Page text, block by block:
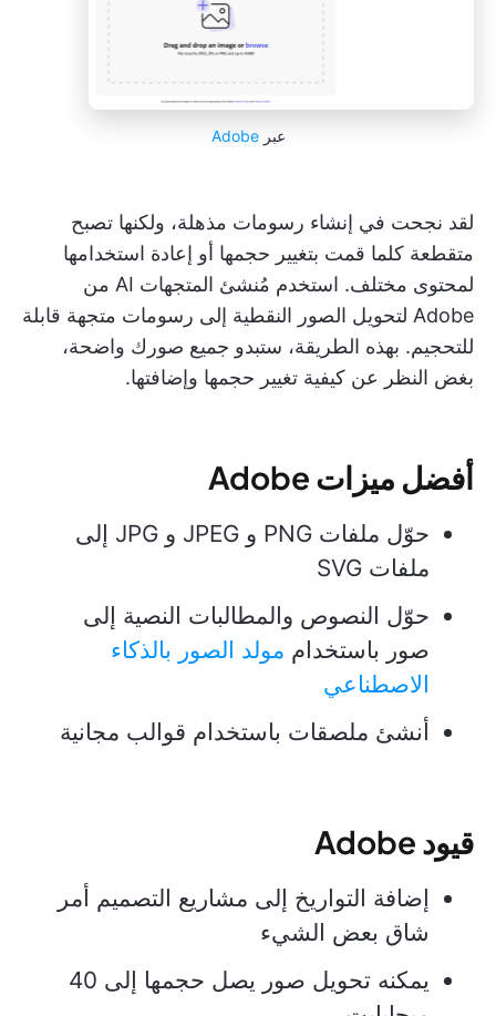
عبرAdobe
لقد نجحت في إنشاء رسومات مذهلة، ولكنها تصبح
متقطعة كلما قمت بتغيير حجمها أو إعادة استخدامها
لمحتوى مختلف. استخدم مُنشئ المتجهات AI من
Adobe لتحويل الصور النقطية إلى رسومات متجهة قابلة
للتحجيم. بهذه الطريقة، ستبدو جميع صورك واضحة،
بغض النظر عن كيفية تغيير حجمها وإضافتها.
أفضل ميزات Adobe
حوّل ملفات PNG و JPEG و JPG إلى
ملفات SVG
حوّل النصوص والمطالبات النصية إلى
صور باستخدام مولد الصور بالذكاء
الاصطناعي
أنشئ ملصقات باستخدام قوالب مجانية
قيود Adobe
إضافة التواريخ إلى مشاريع التصميم أمر
شاق بعض الشيء
يمكنه تحويل صور يصل حجمها إلى 40